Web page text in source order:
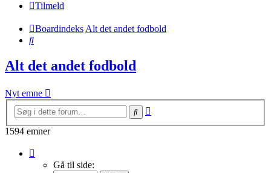
Tilmeld
BoardindeksAlt det andet fodbold
Søg
Alt det andet fodbold
Nyt emne
Søg
1594 emner
Gå til side: